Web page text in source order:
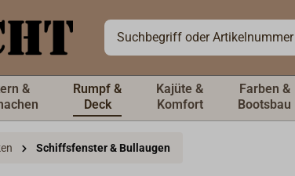
&
Rumpf &
Deck
Kajüte &
Komfort
Farben &
Bootsbau
Schiffsfenster & Bullaugen